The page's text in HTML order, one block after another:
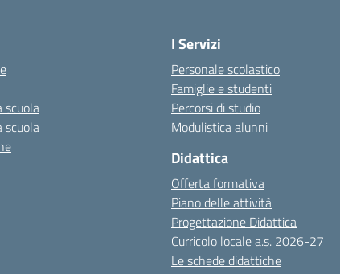
scuola
scuola
I Servizi
Personale scolastico
Famiglie e studenti
Percorsi di studio
Modulistica alunni
Didattica
Offerta formativa
Piano delle attività
Progettazione Didattica
Curricolo locale a.s. 2026-27
Le schede didattiche